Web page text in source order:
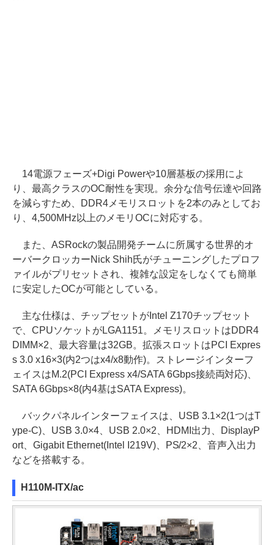
14電源フェーズ+Digi Powerや10層基板の採用によ
り、最高クラスのOC耐性を実現。余分な信号伝達や回路
を減らすため、DDR4メモリスロットを2本のみとしてお
り、4,500MHz以上のメモリOCに対応する。
また、ASRockの製品開発チームに所属する世界的オ
ーバークロッカーNick Shih氏がチューニングしたプロフ
ァイルがプリセットされ、複雑な設定をしなくても簡単
に安定したOCが可能としている。
主な仕様は、チップセットがIntel Z170チップセット
で、CPUソケットがLGA1151。メモリスロットはDDR4
DIMM×2、最大容量は32GB。拡張スロットはPCI Expres
s 3.0 x16×3(内2つはx4/x8動作)。ストレージインターフ
ェイスはM.2(PCI Express x4/SATA 6Gbps接続両対応)、
SATA 6Gbps×8(内4基はSATA Express)。
バックパネルインターフェイスは、USB 3.1×2(1つはT
ype-C)、USB 3.0×4、USB 2.0×2、HDMI出力、DisplayP
ort、Gigabit Ethernet(Intel I219V)、PS/2×2、音声入出力
などを搭載する。
H110M-ITX/ac